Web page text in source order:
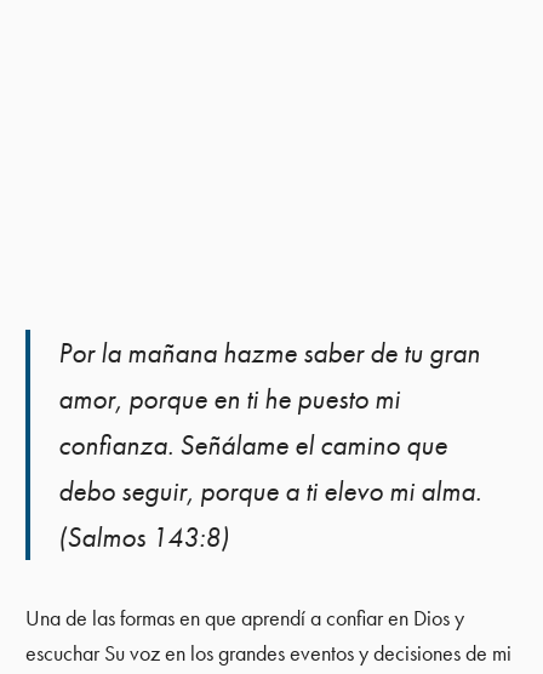
Por la mañana hazme saber de tu gran
amor, porque en ti he puesto mi
confianza. Señálame el camino que
debo seguir, porque a ti elevo mi alma.
(Salmos 143:8)
Una de las formas en que aprendí a confiar en Dios y
escuchar Su voz en los grandes eventos y decisiones de mi